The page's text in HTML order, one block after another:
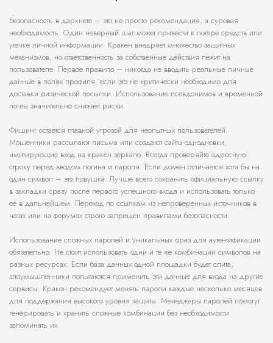
Безопасность в даркнете – это не просто рекомендация, а суровая
необходимость. Один неверный шаг может привести к потере средств или
утечке личной информации. Кракен внедряет множество защитных
механизмов, но ответственность за собственные действия лежит на
пользователе. Первое правило – никогда не вводить реальные личные
данные в полях профиля, если это не критически необходимо для
доставки физической посылки. Использование псевдонимов и временной
почты значительно снижает риски.
Фишинг остается главной угрозой для неопытных пользователей.
Мошенники рассылают письма или создают сайты-однодневки,
имитирующие вход на кракен зеркало. Всегда проверяйте адресную
строку перед вводом логина и пароля. Если домен отличается хотя бы на
один символ – это ловушка. Лучше всего сохранить официальную ссылку
в закладки сразу после первого успешного входа и использовать только
её в дальнейшем. Переход по ссылкам из непроверенных источников в
чатах или на форумах строго запрещен правилами безопасности.
Использование сложных паролей и уникальных фраз для аутентификации
обязательно. Не стоит использовать одни и те же комбинации символов на
разных ресурсах. Если база данных одной площадки будет слита,
злоумышленники попытаются применить эти данные для входа на другие
сервисы. Кракен рекомендует менять пароли каждые несколько месяцев
для поддержания высокого уровня защиты. Менеджеры паролей помогут
генерировать и хранить сложные комбинации без необходимости
запоминать их.